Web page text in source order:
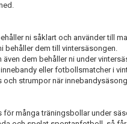
ni såklart och använder till
behåller dem till vintersäsongen.
dem behåller ni under
eller fotbollsmatcher i
och strumpor när
för många träningsbollar under